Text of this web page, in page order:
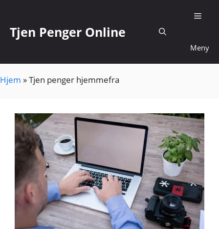
Tjen Penger Online
Meny
Hjem »Tjen penger hjemmefra